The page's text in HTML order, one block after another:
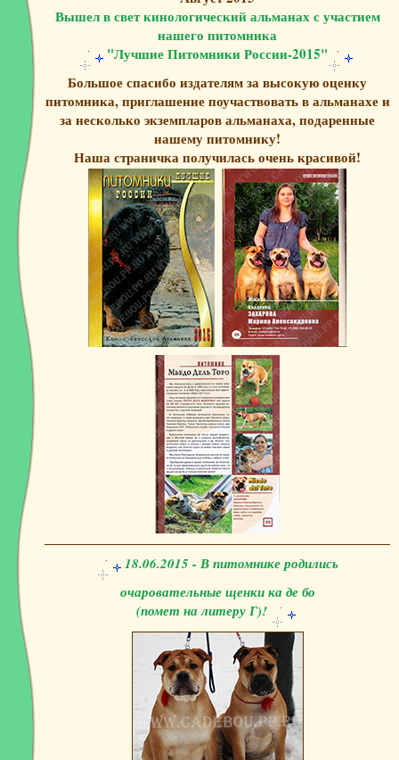
Вышел в свет кинологический альманах с участием
нашего питомника
"Лучшие Питомники России-2015"
Большое спасибо издателям за высокую оценку
питомника, приглашение поучаствовать в альманахе и
за несколько экземпларов альманаха, подаренные
нашему питомнику!
Наша страничка получилась очень красивой!
18.06.2015 - В питомнике родились
очаровательные щенки ка де бо
(помет на литеру Г)!